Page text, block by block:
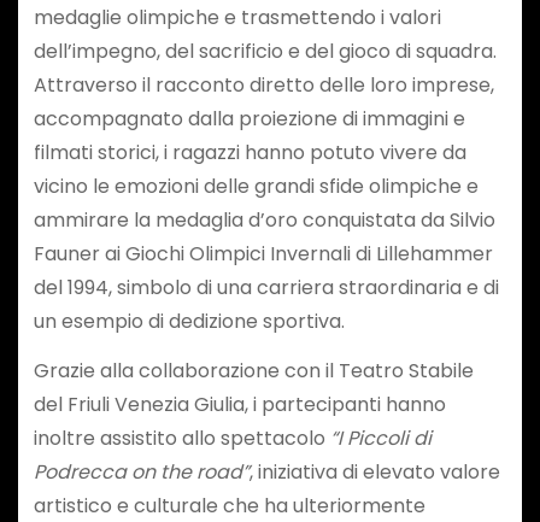
medaglie olimpiche e trasmettendo i valori
dell’impegno, del sacrificio e del gioco di squadra.
Attraverso il racconto diretto delle loro imprese,
accompagnato dalla proiezione di immagini e
filmati storici, i ragazzi hanno potuto vivere da
vicino le emozioni delle grandi sfide olimpiche e
ammirare la medaglia d’oro conquistata da Silvio
Fauner ai Giochi Olimpici Invernali di Lillehammer
del 1994, simbolo di una carriera straordinaria e di
un esempio di dedizione sportiva.
Grazie alla collaborazione con il Teatro Stabile
del Friuli Venezia Giulia, i partecipanti hanno
inoltre assistito allo spettacolo “I Piccoli di
Podrecca on the road”, iniziativa di elevato valore
artistico e culturale che ha ulteriormente